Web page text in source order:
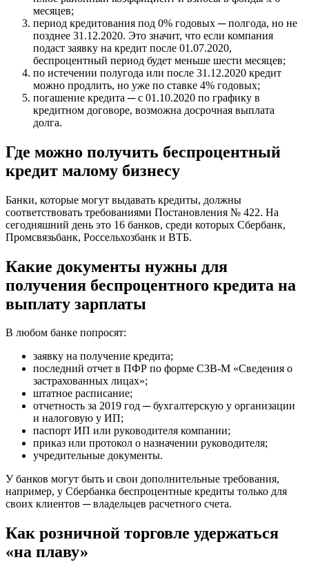
месяцев;
период кредитования под 0% годовых ─ полгода, но не
позднее 31.12.2020. Это значит, что если компания
подаст заявку на кредит после 01.07.2020,
беспроцентный период будет меньше шести месяцев;
по истечении полугода или после 31.12.2020 кредит
можно продлить, но уже по ставке 4% годовых;
погашение кредита ─ с 01.10.2020 по графику в
кредитном договоре, возможна досрочная выплата
долга.
Где можно получить беспроцентный
кредит малому бизнесу
Банки, которые могут выдавать кредиты, должны
соответствовать требованиями Постановления № 422. На
сегодняшний день это 16 банков, среди которых Сбербанк,
Промсвязьбанк, Россельхозбанк и ВТБ.
Какие документы нужны для
получения беспроцентного кредита на
выплату зарплаты
В любом банке попросят:
заявку на получение кредита;
последний отчет в ПФР по форме СЗВ-М «Сведения о
застрахованных лицах»;
штатное расписание;
отчетность за 2019 год ─ бухгалтерскую у организации
и налоговую у ИП;
паспорт ИП или руководителя компании;
приказ или протокол о назначении руководителя;
учредительные документы.
У банков могут быть и свои дополнительные требования,
например, у Сбербанка беспроцентные кредиты только для
своих клиентов ─ владельцев расчетного счета.
Как розничной торговле удержаться
«на плаву»